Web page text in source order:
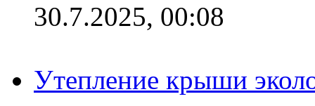
30.7.2025, 00:08
Утепление крыши